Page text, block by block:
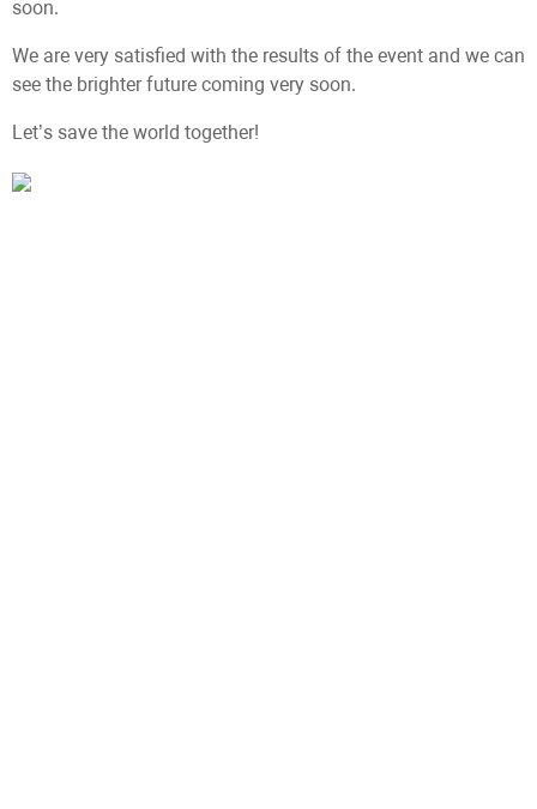
soon.
We are very satisfied with the results of the event and we can
see the brighter future coming very soon.
Let’s save the world together!